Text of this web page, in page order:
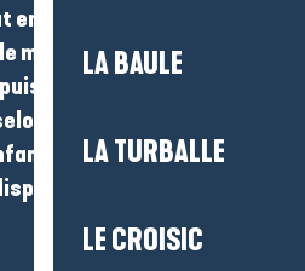
LA BAULE
LA TURBALLE
LE CROISIC
entrer dans le décor par un
marais en marchant ou le
l’eau. En couple ou en
ses envies, son humeur
ou le temps dont on